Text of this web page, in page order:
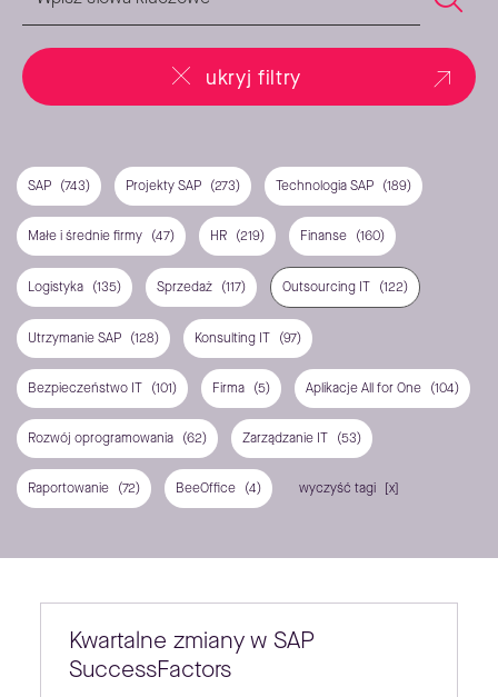
ukryj filtry
SAP (743) Projekty SAP (273) Technologia SAP (189)
Małe i średnie firmy (47) HR (219) Finanse (160)
Logistyka (135) Sprzedaż (117) Outsourcing IT (122)
Utrzymanie SAP (128) Konsulting IT (97)
Bezpieczeństwo IT (101) Firma (5) Aplikacje All for One (104)
Rozwój oprogramowania (62) Zarządzanie IT (53)
Raportowanie (72) BeeOffice (4) wyczyść tagi
Kwartalne zmiany w SAP
SuccessFactors